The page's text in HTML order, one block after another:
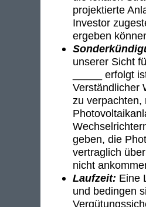
projektierte
Investor
ergeben
unserer Sicht
_____ erfolgt
Verständlicher
zu verpachten,
geben, die
vertraglich
nicht
Laufzeit: Eine
und bedingen